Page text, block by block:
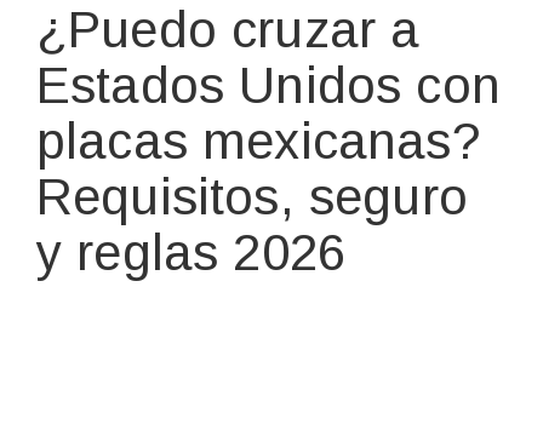
¿Puedo cruzar a
Estados Unidos con
placas mexicanas?
Requisitos, seguro
y reglas 2026